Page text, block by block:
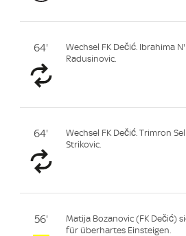
64'
Wechsel FK Dečić. Ibrahima
Radusinovic.
64'
Wechsel FK Dečić. Trimron
Strikovic.
56'
Matija Bozanovic (FK Dečić)
für überhartes Einsteigen.